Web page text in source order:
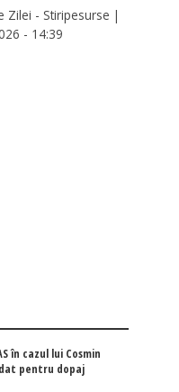
Zilei - Stiripesurse |
- 14:39
în cazul lui Cosmin
pentru dopaj